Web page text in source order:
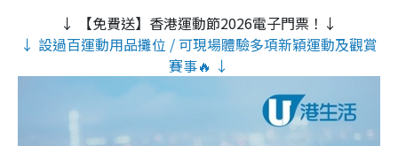
↓ 【免費送】香港運動節2026電子門票！↓
↓ 設過百運動用品攤位 / 可現場體驗多項新穎運動及觀賞
賽事🔥 ↓